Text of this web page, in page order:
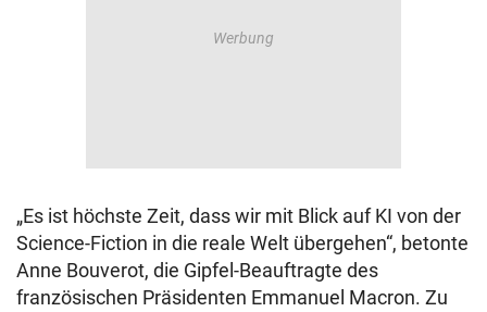
„Es ist höchste Zeit, dass wir mit Blick auf KI von der
Science-Fiction in die reale Welt übergehen“, betonte
Anne Bouverot, die Gipfel-Beauftragte des
französischen Präsidenten Emmanuel Macron. Zu